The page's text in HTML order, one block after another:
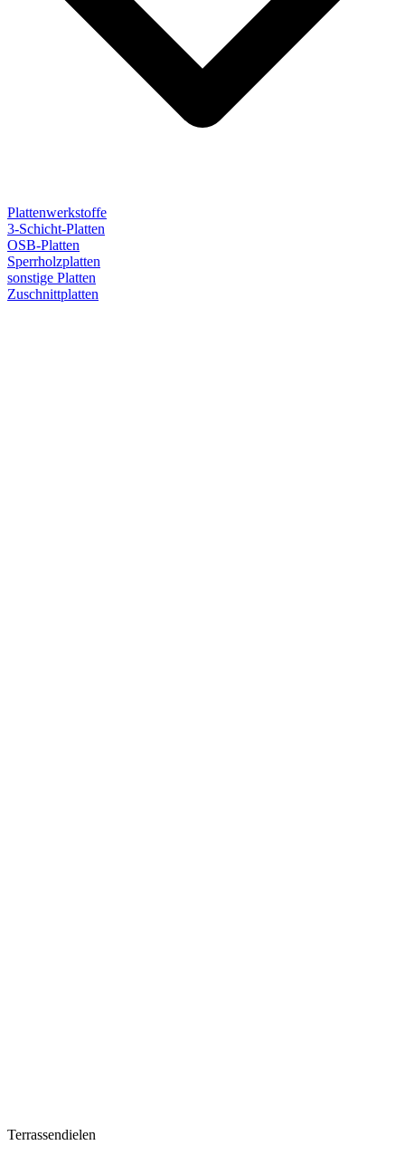
Plattenwerkstoffe
3-Schicht-Platten
OSB-Platten
Sperrholzplatten
sonstige Platten
Zuschnittplatten
Terrassendielen